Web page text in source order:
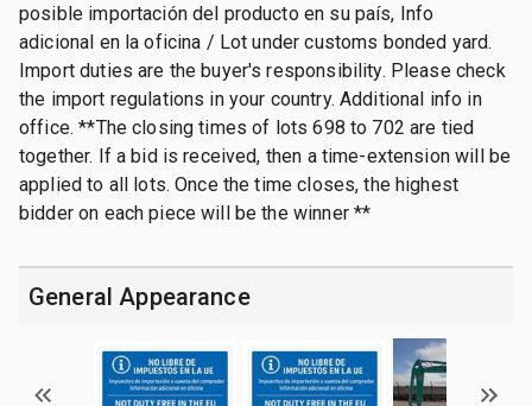
posible importación del producto en su país, Info
adicional en la oficina / Lot under customs bonded yard.
Import duties are the buyer's responsibility. Please check
the import regulations in your country. Additional info in
office. **The closing times of lots 698 to 702 are tied
together. If a bid is received, then a time-extension will be
applied to all lots. Once the time closes, the highest
bidder on each piece will be the winner **
General Appearance